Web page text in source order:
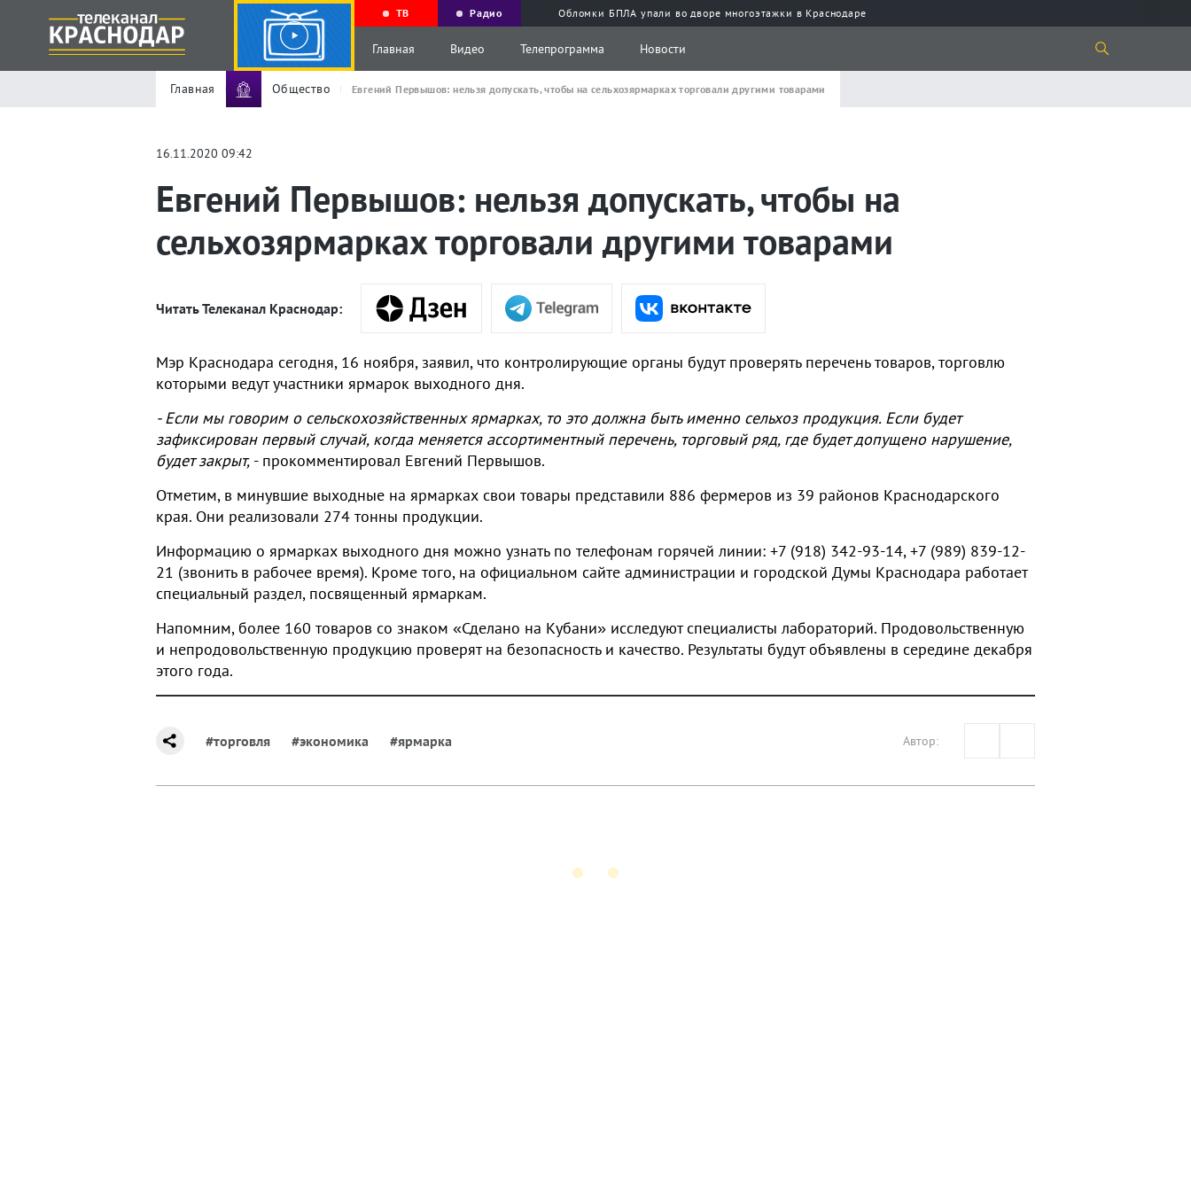
ТВ Радио Обломки БПЛА упали во дворе многоэтажки в Краснодаре
Главная Видео Телепрограмма Новости
Главная Общество Евгений Первышов: нельзя допускать, чтобы на сельхозярмарках торговали другими товарами
16.11.2020 09:42
Евгений Первышов: нельзя допускать, чтобы на
сельхозярмарках торговали другими товарами
Читать Телеканал Краснодар:
Мэр Краснодара сегодня, 16 ноября, заявил, что контролирующие органы будут проверять перечень товаров, торговлю
которыми ведут участники ярмарок выходного дня.
- Если мы говорим о сельскохозяйственных ярмарках, то это должна быть именно сельхоз продукция. Если будет
зафиксирован первый случай, когда меняется ассортиментный перечень, торговый ряд, где будет допущено нарушение,
будет закрыт, - прокомментировал Евгений Первышов.
Отметим, в минувшие выходные на ярмарках свои товары представили 886 фермеров из 39 районов Краснодарского
края. Они реализовали 274 тонны продукции.
Информацию о ярмарках выходного дня можно узнать по телефонам горячей линии: +7 (918) 342-93-14, +7 (989) 839-12-
21 (звонить в рабочее время). Кроме того, на официальном сайте администрации и городской Думы Краснодара работает
специальный раздел, посвященный ярмаркам.
Напомним, более 160 товаров со знаком «Сделано на Кубани» исследуют специалисты лабораторий. Продовольственную
и непродовольственную продукцию проверят на безопасность и качество. Результаты будут объявлены в середине декабря
этого года.
#торговля #экономика #ярмарка Автор: